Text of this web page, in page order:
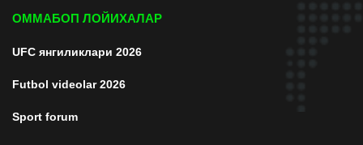
ОММАБОП ЛОЙИХАЛАР
UFC янгиликлари 2026
Futbol videolar 2026
Sport forum